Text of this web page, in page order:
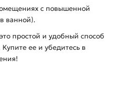
с повышенной
ванной).
простой и удобный способ
ее и убедитесь в